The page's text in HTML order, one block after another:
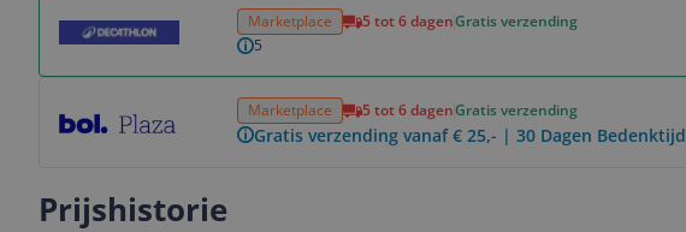
Marketplace 5 tot 6 dagenGratis verzending
5
Marketplace 5 tot 6 dagenGratis verzending
Gratis verzending vanaf € 25,- | 30 Dagen Bedenktijd
Prijshistorie